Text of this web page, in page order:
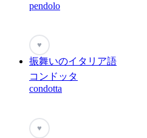
pendolo
♥
振舞いのイタリア語
コンドッタ
condotta
♥